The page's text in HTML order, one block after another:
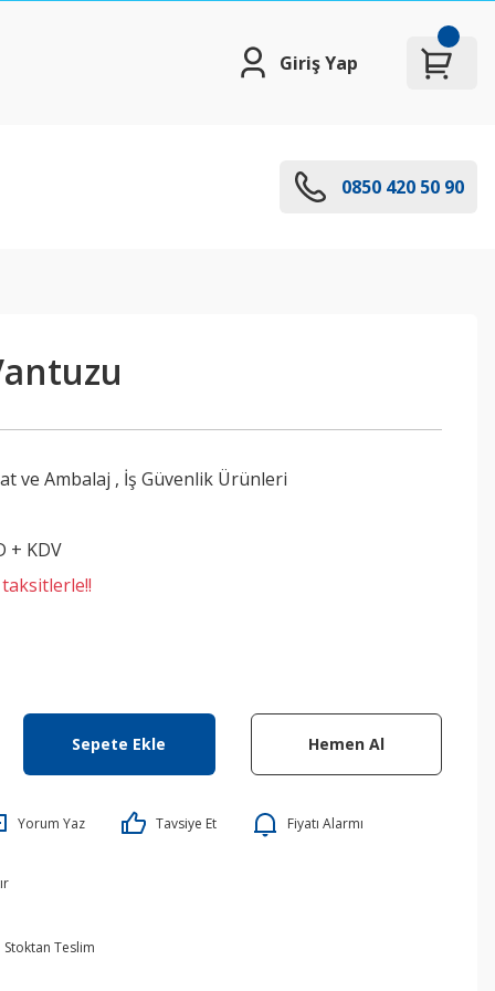
Giriş Yap
0850 420 50 90
ve Ambalaj , İş Güvenlik Ürünleri
+ KDV
Sepete Ekle Hemen Al
Yorum Yaz Tavsiye Et Fiyatı Alarmı
Stoktan Teslim